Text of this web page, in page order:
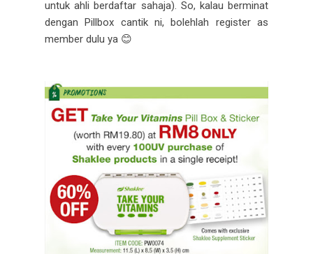
untuk ahli berdaftar sahaja). So, kalau berminat
dengan Pillbox cantik ni, bolehlah register as
member dulu ya 😊